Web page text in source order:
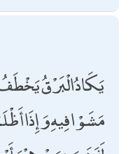
يَكَادُ الْبَرْقُ
مَشَوْا فِيهِ وَإِذَا